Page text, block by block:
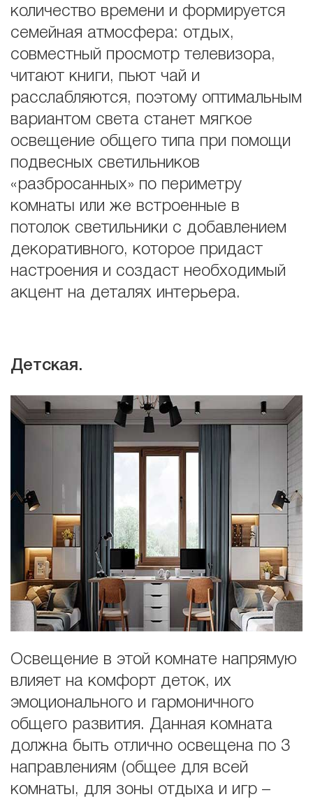
количество времени и формируется
семейная атмосфера: отдых,
совместный просмотр телевизора,
читают книги, пьют чай и
расслабляются, поэтому оптимальным
вариантом света станет мягкое
освещение общего типа при помощи
подвесных светильников
«разбросанных» по периметру
комнаты или же встроенные в
потолок светильники с добавлением
декоративного, которое придаст
настроения и создаст необходимый
акцент на деталях интерьера.
Детская.
Освещение в этой комнате напрямую
влияет на комфорт деток, их
эмоционального и гармоничного
общего развития. Данная комната
должна быть отлично освещена по 3
направлениям (общее для всей
комнаты, для зоны отдыха и игр –